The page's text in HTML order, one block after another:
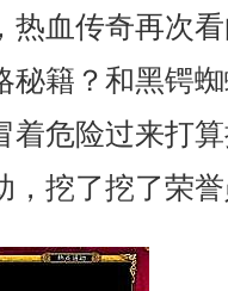
热血传奇再次
秘籍？和黑锷
着危险过来打
，挖了挖了荣